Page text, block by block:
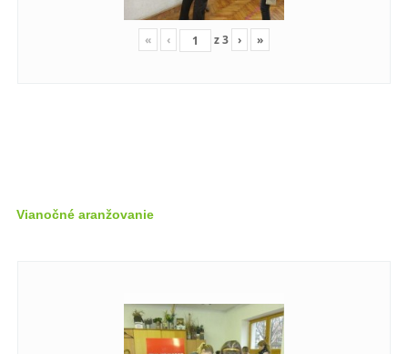
« ‹ z3 › »
Vianočné aranžovanie